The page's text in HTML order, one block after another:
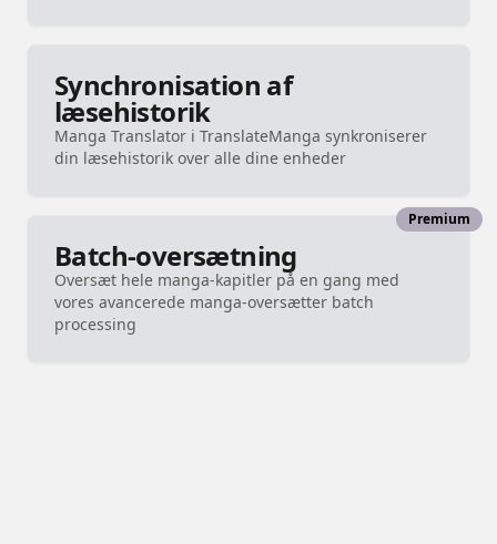
Synchronisation af
læsehistorik
Manga Translator i TranslateManga synkroniserer
din læsehistorik over alle dine enheder
Batch-oversætning
Oversæt hele manga-kapitler på en gang med
vores avancerede manga-oversætter batch
processing
Premium